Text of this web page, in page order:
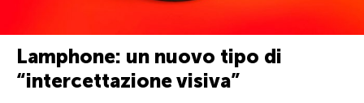
Lamphone: un nuovo tipo di
“intercettazione visiva”